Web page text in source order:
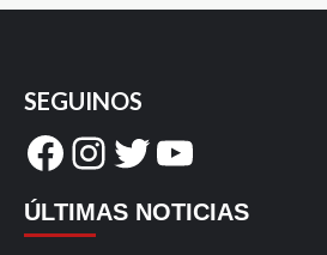
SEGUINOS
Facebook
Instagram
Twitter
YouTube
ÚLTIMAS NOTICIAS